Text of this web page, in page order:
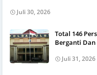
Juli 30, 2026
Total 146
Berganti
Juli 31, 2026